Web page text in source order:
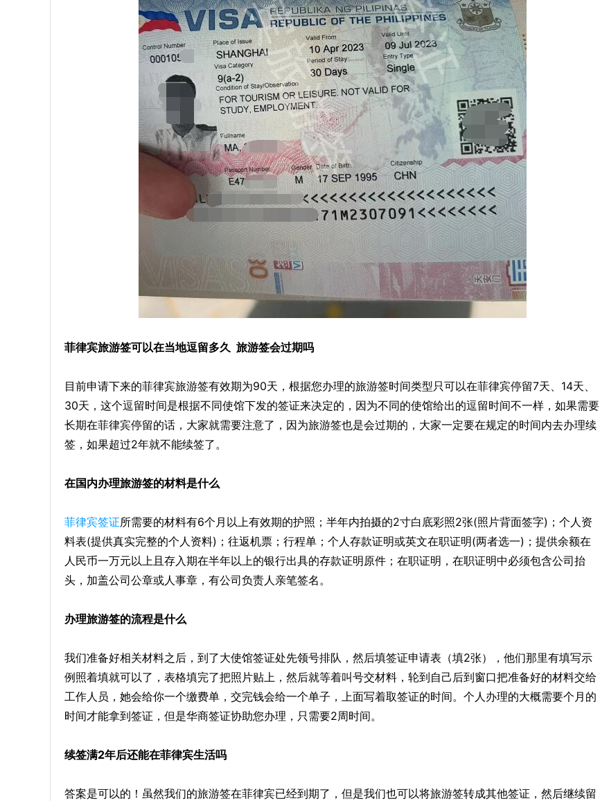
菲律宾旅游签可以在当地逗留多久 旅游签会过期吗
目前申请下来的菲律宾旅游签有效期为90天，根据您办理的旅游签时间类型只可以在菲律宾停留7天、14天、
30天，这个逗留时间是根据不同使馆下发的签证来决定的，因为不同的使馆给出的逗留时间不一样，如果需要
长期在菲律宾停留的话，大家就需要注意了，因为旅游签也是会过期的，大家一定要在规定的时间内去办理续
签，如果超过2年就不能续签了。
在国内办理旅游签的材料是什么
菲律宾签证所需要的材料有6个月以上有效期的护照；半年内拍摄的2寸白底彩照2张(照片背面签字)；个人资
料表(提供真实完整的个人资料)；往返机票；行程单；个人存款证明或英文在职证明(两者选一)；提供余额在
人民币一万元以上且存入期在半年以上的银行出具的存款证明原件；在职证明，在职证明中必须包含公司抬
头，加盖公司公章或人事章，有公司负责人亲笔签名。
办理旅游签的流程是什么
我们准备好相关材料之后，到了大使馆签证处先领号排队，然后填签证申请表（填2张），他们那里有填写示
例照着填就可以了，表格填完了把照片贴上，然后就等着叫号交材料，轮到自己后到窗口把准备好的材料交给
工作人员，她会给你一个缴费单，交完钱会给一个单子，上面写着取签证的时间。个人办理的大概需要个月的
时间才能拿到签证，但是华商签证协助您办理，只需要2周时间。
续签满2年后还能在菲律宾生活吗
答案是可以的！虽然我们的旅游签在菲律宾已经到期了，但是我们也可以将旅游签转成其他签证，然后继续留